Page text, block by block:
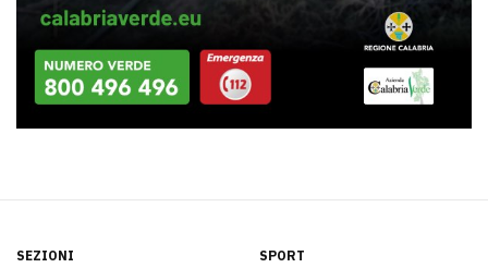
SEZIONI SPORT